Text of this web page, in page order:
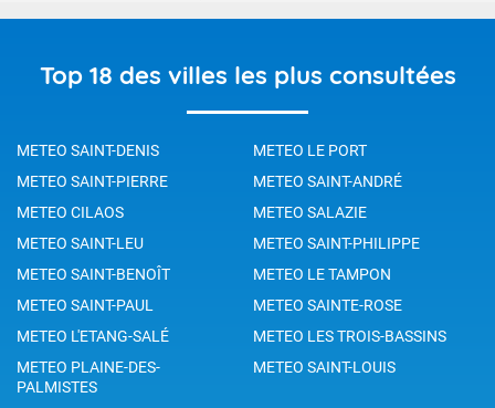
Top 18 des villes les plus consultées
METEO SAINT-DENIS
METEO LE PORT
METEO SAINT-PIERRE
METEO SAINT-ANDRÉ
METEO CILAOS
METEO SALAZIE
METEO SAINT-LEU
METEO SAINT-PHILIPPE
METEO SAINT-BENOÎT
METEO LE TAMPON
METEO SAINT-PAUL
METEO SAINTE-ROSE
METEO L'ETANG-SALÉ
METEO LES TROIS-BASSINS
METEO PLAINE-DES-
PALMISTES
METEO SAINT-LOUIS